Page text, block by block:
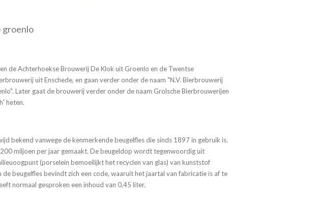
groenlo
de Achterhoekse Brouwerij De Klok uit Groenlo en de Twentse
uit Enschede, en gaan verder onder de naam "N.V. Bierbrouwerij
Later gaat de brouwerij verder onder de naam Grolsche Bierbrouwerijen
heten.
bekend vanwege de kenmerkende beugelfles die sinds 1897 in gebruik is.
miljoen per jaar gemaakt. De beugeldop wordt tegenwoordig uit
(porselein bemoeilijkt het recyclen van glas) van kunststof
de beugelfles bevindt zich een code, waaruit het jaartal van fabricatie is af te
normaal gesproken een inhoud van 0,45 liter.